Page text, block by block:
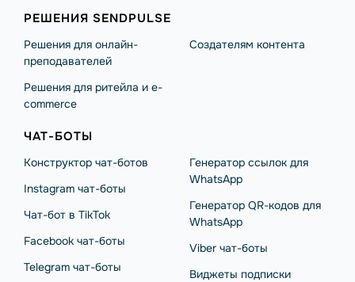
РЕШЕНИЯ SENDPULSE
Решения для онлайн-
преподавателей
Решения для ритейла и e-
commerce
Создателям контента
ЧАТ-БОТЫ
Конструктор чат-ботов
Instagram чат-боты
Чат-бот в TikTok
Facebook чат-боты
Telegram чат-боты
Генератор ссылок для
WhatsApp
Генератор QR-кодов для
WhatsApp
Viber чат-боты
Виджеты подписки